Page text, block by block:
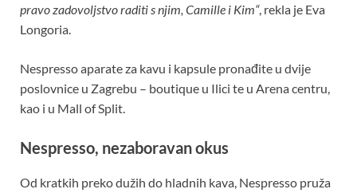
pravo zadovoljstvo raditi s njim, Camille i Kim“, rekla je Eva
Longoria.
Nespresso aparate za kavu i kapsule pronađite u dvije
poslovnice u Zagrebu – boutique u Ilici te u Arena centru,
kao i u Mall of Split.
Nespresso, nezaboravan okus
Od kratkih preko dužih do hladnih kava, Nespresso pruža